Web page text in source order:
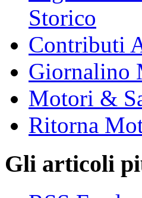
Storico
Contributi
Giornalino
Motori &
Ritorna
Gli articoli